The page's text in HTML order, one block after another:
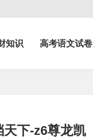
知识 高考语文试卷
下-z6尊龙凯